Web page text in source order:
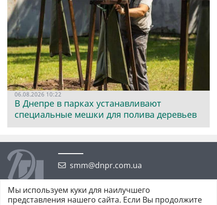
06.08.2026 10:22
В Днепре в парках устанавливают
специальные мешки для полива деревьев
smm@dnpr.com.ua
Мы используем куки для наилучшего
представления нашего сайта. Если Вы продолжите